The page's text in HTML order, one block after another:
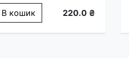
В кошик 220.0 ₴